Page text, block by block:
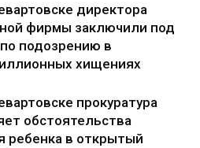
директора
фирмы заключили под
подозрению в
хищениях
прокуратура
обстоятельства
ребенка в открытый